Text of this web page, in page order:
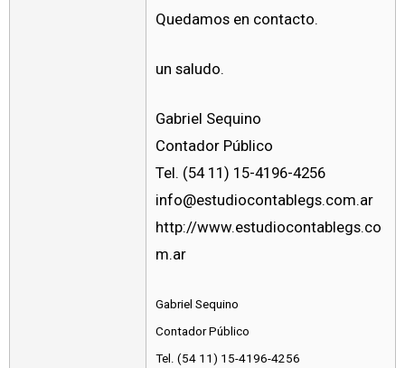
Quedamos en contacto.
un saludo.
Gabriel Sequino
Contador Público
Tel. (54 11) 15-4196-4256
info@estudiocontablegs.com.ar
http://www.estudiocontablegs.co
m.ar
Gabriel Sequino
Contador Público
Tel. (54 11) 15-4196-4256